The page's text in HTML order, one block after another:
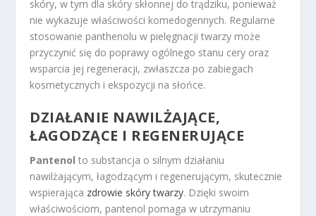
skóry, w tym dla skóry skłonnej do trądziku, ponieważ
nie wykazuje właściwości komedogennych. Regularne
stosowanie panthenolu w pielęgnacji twarzy może
przyczynić się do poprawy ogólnego stanu cery oraz
wsparcia jej regeneracji, zwłaszcza po zabiegach
kosmetycznych i ekspozycji na słońce.
DZIAŁANIE NAWILŻAJĄCE,
ŁAGODZĄCE I REGENERUJĄCE
Pantenol to substancja o silnym działaniu
nawilżającym, łagodzącym i regenerującym, skutecznie
wspierająca zdrowie skóry twarzy. Dzięki swoim
właściwościom, pantenol pomaga w utrzymaniu